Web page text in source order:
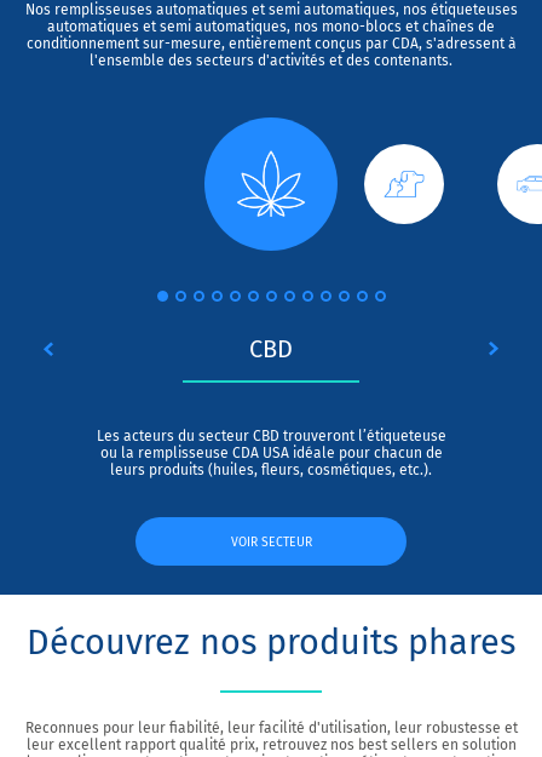
Nos remplisseuses automatiques et semi automatiques, nos étiqueteuses
automatiques et semi automatiques, nos mono-blocs et chaînes de
conditionnement sur-mesure, entièrement conçus par CDA, s'adressent à
l'ensemble des secteurs d'activités et des contenants.
CBD
Les acteurs du secteur CBD trouveront l’étiqueteuse
ou la remplisseuse CDA USA idéale pour chacun de
leurs produits (huiles, fleurs, cosmétiques, etc.).
VOIR SECTEUR
Découvrez nos produits phares
Reconnues pour leur fiabilité, leur facilité d'utilisation, leur robustesse et
leur excellent rapport qualité prix, retrouvez nos best sellers en solution